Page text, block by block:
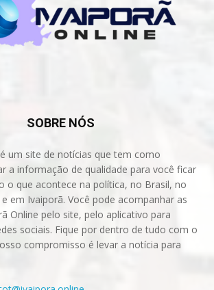
SOBRE NÓS
um site de notícias que tem como
a informação de qualidade para você ficar
o que acontece na política, no Brasil, no
em Ivaiporã. Você pode acompanhar as
Online pelo site, pelo aplicativo para
sociais. Fique por dentro de tudo com o
compromisso é levar a notícia para